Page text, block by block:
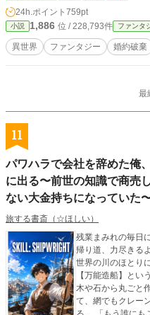
24h.ポイント 759pt
小説 1,886 位 / 228,793件 ファンタ
異世界 ファンタジー 婚約破棄
最
11
パワハラで会社を辞めた俺
に出る〜前世の知識で商売
ない大金持ちになっていた
旅する書斎（☆ほしい）
残業まみれの毎日
帰り道、力尽きる
世界の川のほとりに寝ころん
【万能造船】とい
木や石から丸ごと
て、網でもクレー